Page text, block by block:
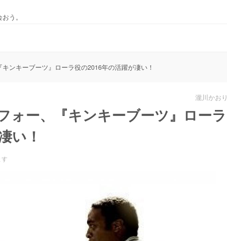
う。
ンキーブーツ』ローラ役の2016年の活躍が凄い！
瀧川かおり
ォー、『キンキーブーツ』ローラ
い！